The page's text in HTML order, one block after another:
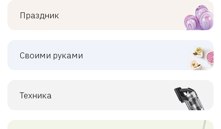
Праздник
Своими руками
Техника